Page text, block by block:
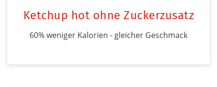
Ketchup hot ohne Zuckerzusatz
60% weniger Kalorien - gleicher Geschmack